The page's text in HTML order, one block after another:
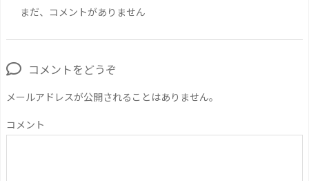
まだ、コメントがありません
コメントをどうぞ
メールアドレスが公開されることはありません。
コメント